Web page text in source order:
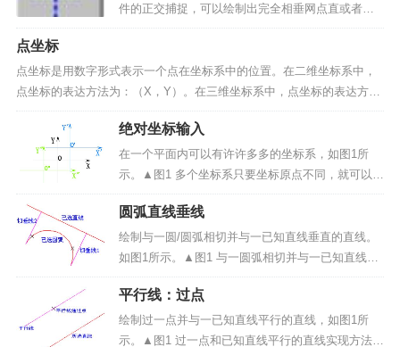
件的正交捕捉，可以绘制出完全相垂网点直或者相
互平行的直线，特别是在许多绘制需要完全垂直和
面方法可切换正交的开启与关闭：1、单击菜单栏中
的“视图/正交捕捉...
点坐标
点坐标是用数字形式表示一个点在坐标系中的位置。在二维坐标系中，
点坐标的表达方法为：（X，Y）。在三维坐标系中，点坐标的表达方法
为：（X，Y，Z）。其中 X 表示 X 轴坐标值，Y 表示 Y 轴坐标值，Z
表示 Z 轴坐标值。注意：在精雕软件...
绝对坐标输入
在一个平面内可以有许许多多的坐标系，如图1所
示。▲图1 多个坐标系只要坐标原点不同，就可以画
出任意一个坐标系。为了方便确定它的坐标，指定
其中的一个坐标系为绝对坐标系，绝对坐标系的原
点的坐标是（0，0），如上图我们指定中间的原点
是 0，坐标轴...
圆弧直线垂线
绘制与一圆/圆弧相切并与一已知直线垂直的直线。
如图1所示。▲图1 与一圆弧相切并与一已知直线垂
直的直线(X表示圆弧的拾取位置)实现方法：（1）启
动圆弧直线垂线命令；（2）拾取要相切的圆弧/圆；
（3）拾取要垂直的直线。操作步骤：1、启动圆弧
直...
平行线：过点
绘制过一点并与一已知直线平行的直线，如图1所
示。▲图1 过一点和已知直线平行的直线实现方法：